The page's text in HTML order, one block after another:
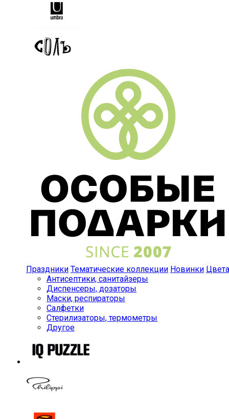
Праздники Тематические коллекции Новинки Цвета
Антисептики, санитайзеры
Диспенсеры, дозаторы
Маски, респираторы
Салфетки
Стерилизаторы, термометры
Другое